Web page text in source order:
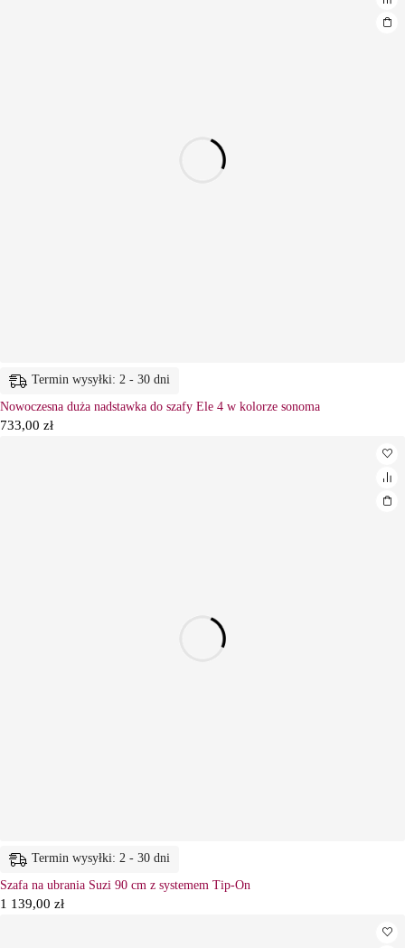
Termin wysyłki: 2 - 30 dni
Nowoczesna duża nadstawka do szafy Ele 4 w kolorze sonoma
733,00 zł
Termin wysyłki: 2 - 30 dni
Szafa na ubrania Suzi 90 cm z systemem Tip-On
1 139,00 zł